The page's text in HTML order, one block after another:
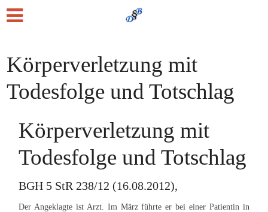
Körperverletzung mit
Todesfolge und Totschlag
Körperverletzung mit
Todesfolge und Totschlag
BGH 5 StR 238/12 (16.08.2012),
Der Angeklagte ist Arzt. Im März führte er bei einer Patientin in